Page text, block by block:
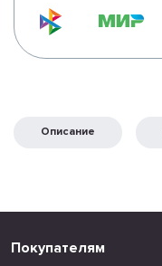
Описание
Покупателям